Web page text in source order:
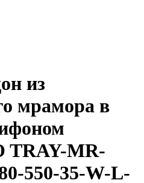
из
мрамора в
TRAY-MR-
550-35-W-L-